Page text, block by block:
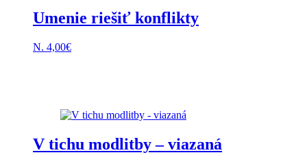
Umenie riešiť konflikty
N. 4,00€
V tichu modlitby – viazaná